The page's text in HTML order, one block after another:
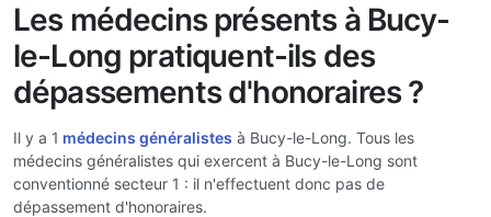
Les médecins présents à Bucy-
le-Long pratiquent-ils des
dépassements d'honoraires ?
Il y a 1 médecins généralistes à Bucy-le-Long. Tous les
médecins généralistes qui exercent à Bucy-le-Long sont
conventionné secteur 1 : il n'effectuent donc pas de
dépassement d'honoraires.